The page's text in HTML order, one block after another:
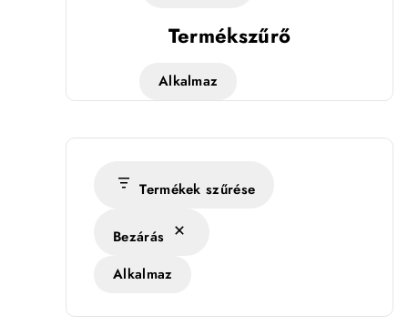
- 99572 mennyiség
Termékszűrő
Alkalmaz
Termékek szűrése
Bezárás
Alkalmaz